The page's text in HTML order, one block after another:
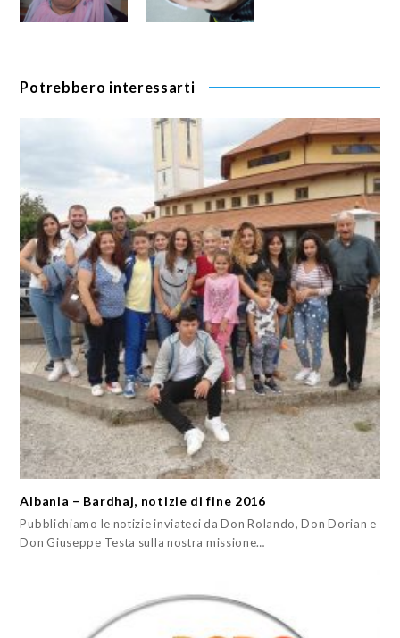
Potrebbero interessarti
Albania – Bardhaj, notizie di fine 2016
Pubblichiamo le notizie inviateci da Don Rolando, Don Dorian e
Don Giuseppe Testa sulla nostra missione…